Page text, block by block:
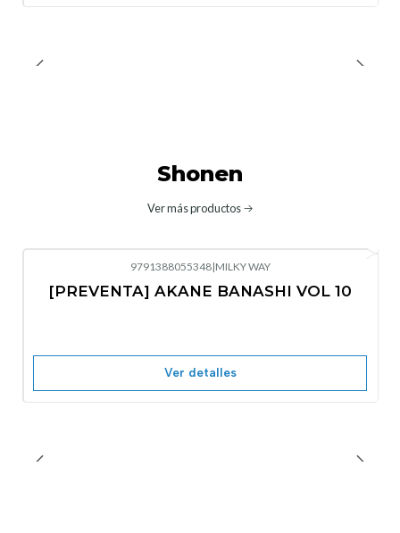
Shonen
Ver más productos
No disponible
9791388055348|MILKY WAY
[PREVENTA] AKANE BANASHI VOL 10
Ver detalles